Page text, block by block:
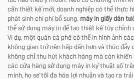
cần thiết kế mới, doanh nghiệp có thể thực
phát sinh chi phí bổ sung. máy in giấy dán
thể sử dụng máy in để tạo thiết kế tùy chỉnh
Ví dụ, một quán cà phê có thể in hình ảnh
không gian trở nên hấp dẫn hơn và thúc đẩy
không chỉ thu hút khách hàng mà còn khiến
các cửa hàng sử dụng máy in kỹ thuật số
minh, họ sẽ tối đa hóa lợi nhuận và tạo ra